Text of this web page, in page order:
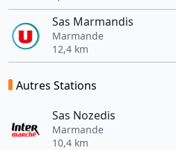
Sas Marmandis
Marmande
12,4 km
Autres Stations
Sas Nozedis
Marmande
10,4 km